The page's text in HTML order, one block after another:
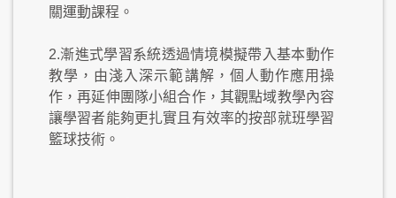
關運動課程。
2.漸進式學習系統透過情境模擬帶入基本動作
教學，由淺入深示範講解，個人動作應用操
作，再延伸團隊小組合作，其觀點域教學內容
讓學習者能夠更扎實且有效率的按部就班學習
籃球技術。